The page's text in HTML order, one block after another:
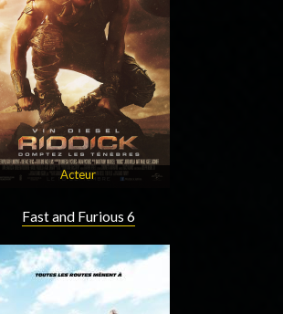
Acteur
Fast and Furious 6